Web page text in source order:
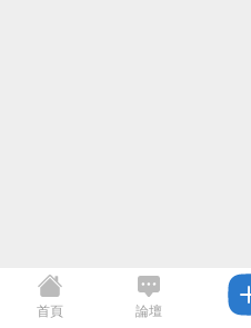
首頁 論壇